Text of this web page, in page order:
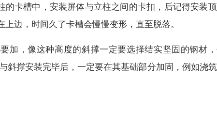
卡槽中，安装屏体与立柱之间的卡扣，后记得安装
边，时间久了卡槽会慢慢变形，直至脱落。
加，像这种高度的斜撑一定要选择结实坚固的钢材
撑安装完毕后，一定要在其基础部分加固，例如浇